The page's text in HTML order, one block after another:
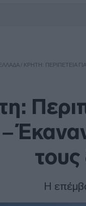
ΕΛΛΑΔΑ/ ΚΡΉΤΗ: ΠΕΡΙΠΈΤΕΙΑ
Η